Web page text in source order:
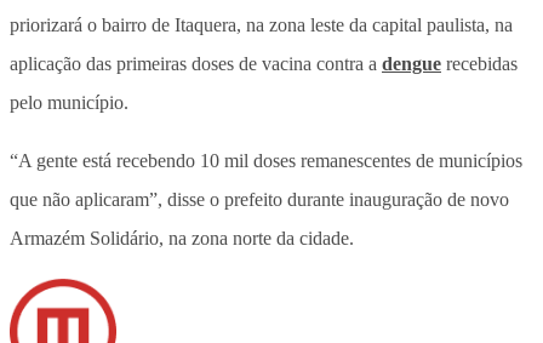
priorizará o bairro de Itaquera, na zona leste da capital paulista, na
aplicação das primeiras doses de vacina contra a dengue recebidas
pelo município.
“A gente está recebendo 10 mil doses remanescentes de municípios
que não aplicaram”, disse o prefeito durante inauguração de novo
Armazém Solidário, na zona norte da cidade.